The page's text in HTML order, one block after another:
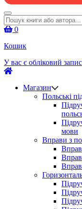
Шукати:
0
Кошик
У вас є обліковий
Магазин
Польські
мови
Вправи з